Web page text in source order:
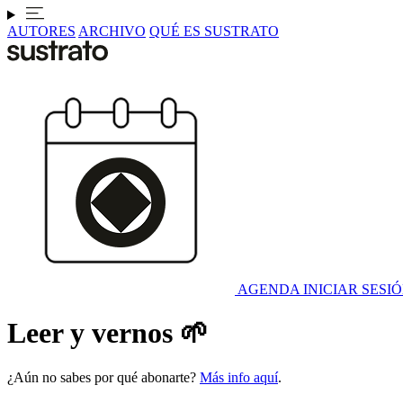
AUTORES ARCHIVO QUÉ ES SUSTRATO
AGENDA INICIAR
Leer y vernos 🌱
¿Aún no sabes por qué abonarte? Más info aquí.